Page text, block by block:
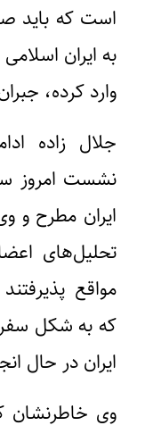
است که باید
به ایران
وارد کرده،
جلال زاده
نشست امروز
ایران مطرح و
تحلیل‌های
مواقع
که به شکل
ایران در حال
وی خاطرنشان